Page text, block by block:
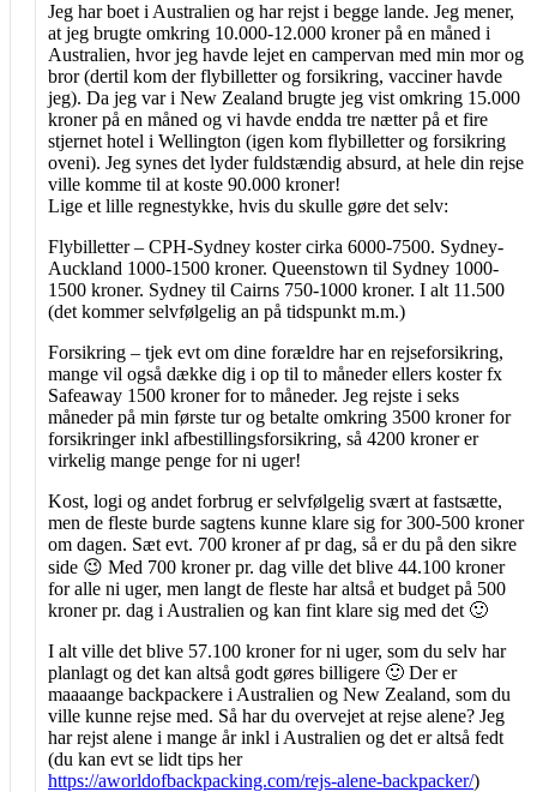
Jeg har boet i Australien og har rejst i begge lande. Jeg mener,
at jeg brugte omkring 10.000-12.000 kroner på en måned i
Australien, hvor jeg havde lejet en campervan med min mor og
bror (dertil kom der flybilletter og forsikring, vacciner havde
jeg). Da jeg var i New Zealand brugte jeg vist omkring 15.000
kroner på en måned og vi havde endda tre nætter på et fire
stjernet hotel i Wellington (igen kom flybilletter og forsikring
oveni). Jeg synes det lyder fuldstændig absurd, at hele din rejse
ville komme til at koste 90.000 kroner!
Lige et lille regnestykke, hvis du skulle gøre det selv:
Flybilletter – CPH-Sydney koster cirka 6000-7500. Sydney-
Auckland 1000-1500 kroner. Queenstown til Sydney 1000-
1500 kroner. Sydney til Cairns 750-1000 kroner. I alt 11.500
(det kommer selvfølgelig an på tidspunkt m.m.)
Forsikring – tjek evt om dine forældre har en rejseforsikring,
mange vil også dække dig i op til to måneder ellers koster fx
Safeaway 1500 kroner for to måneder. Jeg rejste i seks
måneder på min første tur og betalte omkring 3500 kroner for
forsikringer inkl afbestillingsforsikring, så 4200 kroner er
virkelig mange penge for ni uger!
Kost, logi og andet forbrug er selvfølgelig svært at fastsætte,
men de fleste burde sagtens kunne klare sig for 300-500 kroner
om dagen. Sæt evt. 700 kroner af pr dag, så er du på den sikre
side 😉 Med 700 kroner pr. dag ville det blive 44.100 kroner
for alle ni uger, men langt de fleste har altså et budget på 500
kroner pr. dag i Australien og kan fint klare sig med det 🙂
I alt ville det blive 57.100 kroner for ni uger, som du selv har
planlagt og det kan altså godt gøres billigere 🙂 Der er
maaaange backpackere i Australien og New Zealand, som du
ville kunne rejse med. Så har du overvejet at rejse alene? Jeg
har rejst alene i mange år inkl i Australien og det er altså fedt
(du kan evt se lidt tips her
https://aworldofbackpacking.com/rejs-alene-backpacker/)